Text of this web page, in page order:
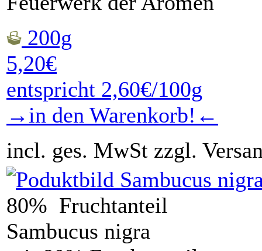
200g
5,20€
entspricht 2,60€/100g
→in den Warenkorb!←
incl. ges. MwSt zzgl.
80% Fruchtanteil
Sambucus nigra